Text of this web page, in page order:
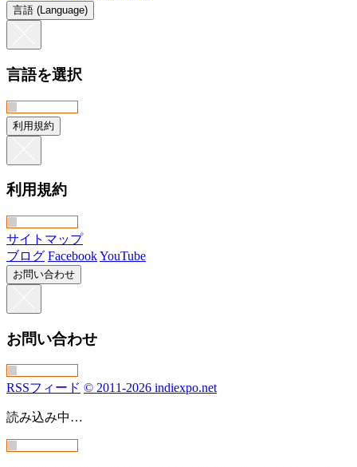
言語 (Language)
言語を選択
利用規約
利用規約
サイトマップ
ブログ FacebookYouTube
お問い合わせ
お問い合わせ
RSSフィード © 2011-2026 indiexpo.net
読み込み中…